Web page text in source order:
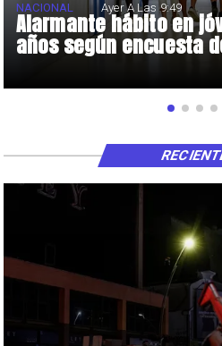
Alarmante hábito en
años según encuesta
NACIONAL Ayer A Las 9:49